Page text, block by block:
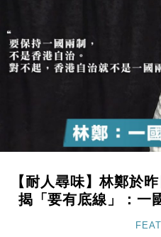
財經｜日經失守6.5
15:47
財經｜恒隆10月換帥
粦接任
財經｜韓股反覆波動
財經｜內地7月美元
差達1125億美元
12:44
財經｜日本春季三度
11:12
國際｜特朗普料美伊
張
財經｜SA售股自救
【耐人尋味】林鄭於
揭「要有底線」：一